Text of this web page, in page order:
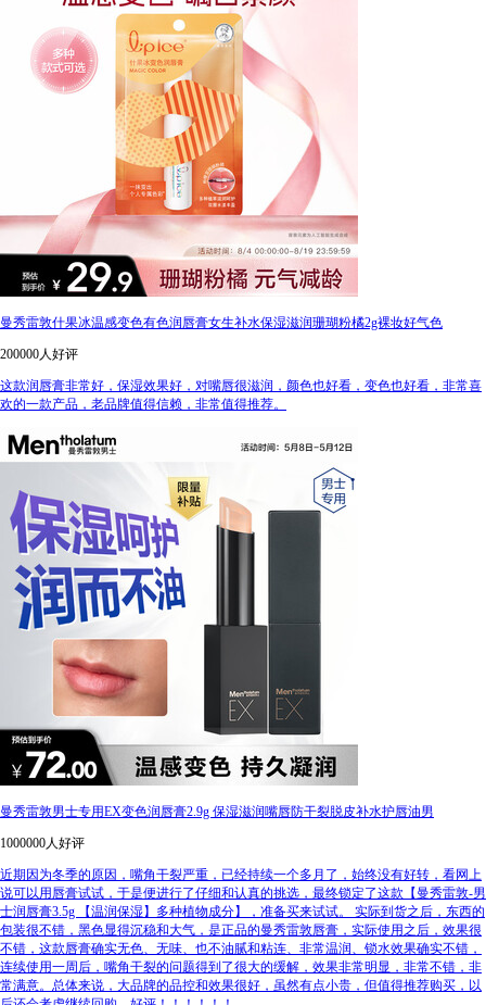
曼秀雷敦什果冰温感变色有色润唇膏女生补水保湿滋润珊瑚粉橘2g裸妆好气色
200000人好评
这款润唇膏非常好，保湿效果好，对嘴唇很滋润，颜色也好看，变色也好看，非常喜
欢的一款产品，老品牌值得信赖，非常值得推荐。
曼秀雷敦男士专用EX变色润唇膏2.9g 保湿滋润嘴唇防干裂脱皮补水护唇油男
1000000人好评
近期因为冬季的原因，嘴角干裂严重，已经持续一个多月了，始终没有好转，看网上
说可以用唇膏试试，于是便进行了仔细和认真的挑选，最终锁定了这款【曼秀雷敦-男
士润唇膏3.5g 【温润保湿】多种植物成分】，准备买来试试。 实际到货之后，东西的
包装很不错，黑色显得沉稳和大气，是正品的曼秀雷敦唇膏，实际使用之后，效果很
不错，这款唇膏确实无色、无味、也不油腻和粘连、非常温润、锁水效果确实不错，
连续使用一周后，嘴角干裂的问题得到了很大的缓解，效果非常明显，非常不错，非
常满意。总体来说，大品牌的品控和效果很好，虽然有点小贵，但值得推荐购买，以